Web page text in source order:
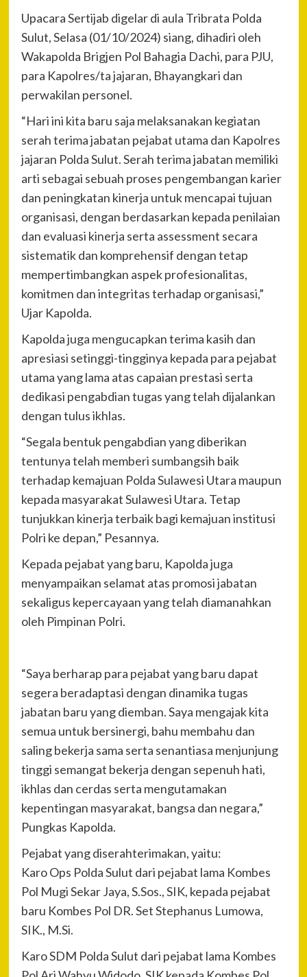
Upacara Sertijab digelar di aula Tribrata Polda
Sulut, Selasa (01/10/2024) siang, dihadiri oleh
Wakapolda Brigjen Pol Bahagia Dachi, para PJU,
para Kapolres/ta jajaran, Bhayangkari dan
perwakilan personel.
“Hari ini kita baru saja melaksanakan kegiatan
serah terima jabatan pejabat utama dan Kapolres
jajaran Polda Sulut. Serah terima jabatan memiliki
arti sebagai sebuah proses pengembangan karier
dan peningkatan kinerja untuk mencapai tujuan
organisasi, dengan berdasarkan kepada penilaian
dan evaluasi kinerja serta assessment secara
sistematik dan komprehensif dengan tetap
mempertimbangkan aspek profesionalitas,
komitmen dan integritas terhadap organisasi,”
Ujar Kapolda.
Kapolda juga mengucapkan terima kasih dan
apresiasi setinggi-tingginya kepada para pejabat
utama yang lama atas capaian prestasi serta
dedikasi pengabdian tugas yang telah dijalankan
dengan tulus ikhlas.
“Segala bentuk pengabdian yang diberikan
tentunya telah memberi sumbangsih baik
terhadap kemajuan Polda Sulawesi Utara maupun
kepada masyarakat Sulawesi Utara. Tetap
tunjukkan kinerja terbaik bagi kemajuan institusi
Polri ke depan,” Pesannya.
Kepada pejabat yang baru, Kapolda juga
menyampaikan selamat atas promosi jabatan
sekaligus kepercayaan yang telah diamanahkan
oleh Pimpinan Polri.
“Saya berharap para pejabat yang baru dapat
segera beradaptasi dengan dinamika tugas
jabatan baru yang diemban. Saya mengajak kita
semua untuk bersinergi, bahu membahu dan
saling bekerja sama serta senantiasa menjunjung
tinggi semangat bekerja dengan sepenuh hati,
ikhlas dan cerdas serta mengutamakan
kepentingan masyarakat, bangsa dan negara,”
Pungkas Kapolda.
Pejabat yang diserahterimakan, yaitu:
Karo Ops Polda Sulut dari pejabat lama Kombes
Pol Mugi Sekar Jaya, S.Sos., SIK, kepada pejabat
baru Kombes Pol DR. Set Stephanus Lumowa,
SIK., M.Si.
Karo SDM Polda Sulut dari pejabat lama Kombes